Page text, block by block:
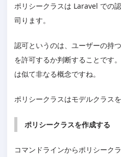
ポリシークラスは Laravel での
司ります。
認可というのは、ユーザーの持
を許可するか判断することです
は似て非なる概念ですね。
ポリシークラスはモデルクラス
ポリシークラスを作成する
コマンドラインからポリシーク